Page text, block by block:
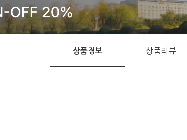
상품정보 상품리뷰